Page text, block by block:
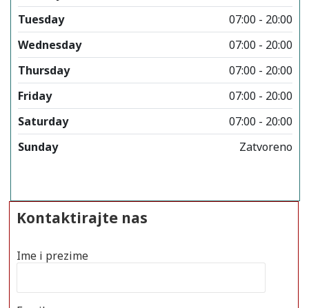
Tuesday
07:00 - 20:00
Wednesday
07:00 - 20:00
Thursday
07:00 - 20:00
Friday
07:00 - 20:00
Saturday
07:00 - 20:00
Sunday
Zatvoreno
Kontaktirajte nas
Ime i prezime